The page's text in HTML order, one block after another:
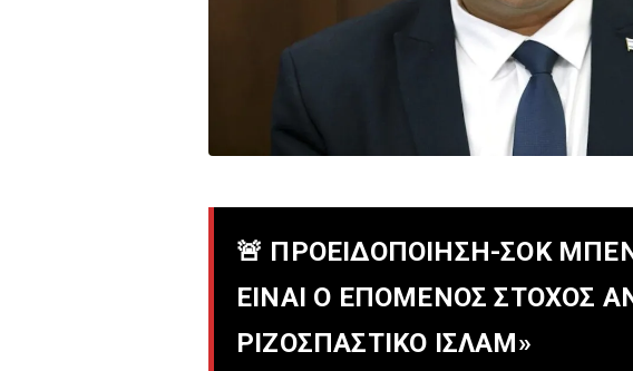
🚨 ΠΡΟΕΙΔΟΠΟΙΗΣΗ-ΣΟΚ
ΕΊΝΑΙ Ο ΕΠΌΜΕΝΟΣ ΣΤΌΧΟΣ
ΡΙΖΟΣΠΑΣΤΙΚΌ ΙΣΛΆΜ»